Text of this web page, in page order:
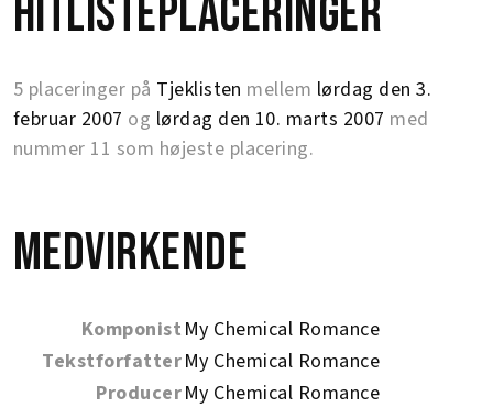
Hitlisteplaceringer
5 placeringer på Tjeklisten mellem lørdag den 3.
februar 2007 og lørdag den 10. marts 2007 med
nummer 11 som højeste placering.
Medvirkende
Komponist My Chemical Romance
TekstforfatterMy Chemical Romance
ProducerMy Chemical Romance